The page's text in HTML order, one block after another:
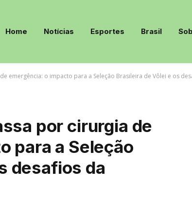
Home Notícias Esportes Brasil
emergência: o impacto para a Seleção Brasileira de Vôlei e os
por cirurgia de
para a Seleção
desafios da